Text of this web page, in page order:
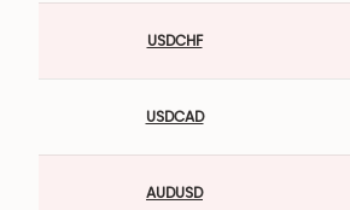
USDCHF
USDCAD
AUDUSD